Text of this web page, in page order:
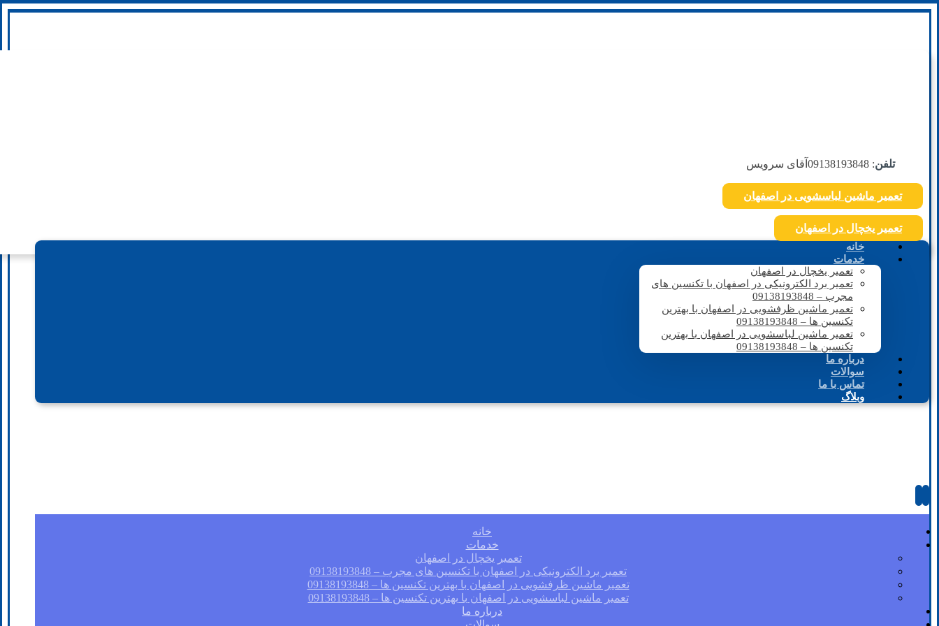
تلفن: 09138193848 آقای سرویس
تعمیر ماشین لباسشویی در اصفهان
تعمیر یخچال در اصفهان
خانه
خدمات
تعمیر یخچال در اصفهان
تعمیر برد الکترونیکی در اصفهان با تکنسین های
مجرب – 09138193848
تعمیر ماشین ظرفشویی در اصفهان با بهترین
تکنسین ها – 09138193848
تعمیر ماشین لباسشویی در اصفهان با بهترین
تکنسین ها – 09138193848
درباره ما
سوالات
تماس با ما
وبلاگ
خانه
خدمات
تعمیر یخچال در اصفهان
تعمیر برد الکترونیکی در اصفهان با تکنسین های مجرب – 09138193848
تعمیر ماشین ظرفشویی در اصفهان با بهترین تکنسین ها – 09138193848
تعمیر ماشین لباسشویی در اصفهان با بهترین تکنسین ها – 09138193848
درباره ما